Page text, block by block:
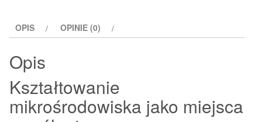
OPIS OPINIE (0)
Opis
Kształtowanie
mikrośrodowiska jako miejsca